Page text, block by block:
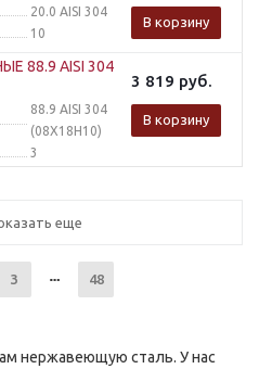
20.0 AISI 304
10
В корзину
88.9 AISI 304
88.9 AISI 304
(08Х18Н10)
3
3 819 руб.
В корзину
еще
3 48
нержавеющую сталь. У нас